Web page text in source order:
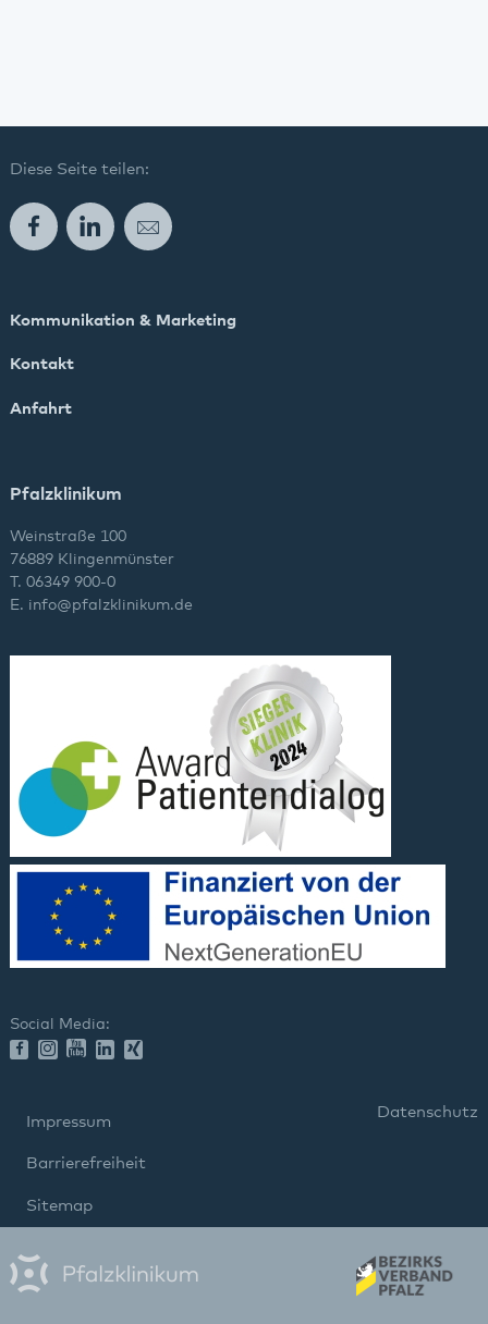
Diese Seite teilen:
FacebookLinkedInE-Mail
Kommunikation & Marketing
Kontakt
Anfahrt
Pfalzklinikum
Weinstraße 100
76889 Klingenmünster
T. 06349 900-0
E. info@pfalzklinikum.de
Social Media:
Impressum
Datenschutz
Barrierefreiheit
Sitemap